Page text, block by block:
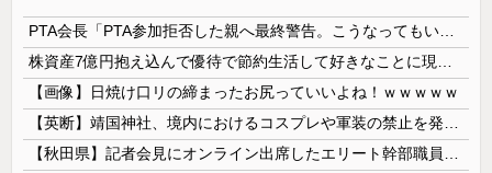
【画像】日焼け口リの締まったお尻っていいよね！ｗｗｗｗｗ